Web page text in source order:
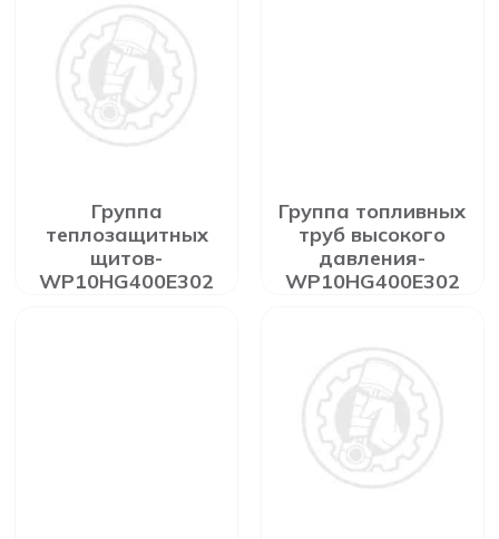
Группа
теплозащитных
щитов-
WP10HG400E302
Группа топливных
труб высокого
давления-
WP10HG400E302